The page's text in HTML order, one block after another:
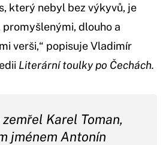
který nebyl bez výkyvů, je
dlouho a
verši,“ popisuje Vladimír
Literární toulky po Čechách.
zemřel Karel Toman,
jménem Antonín